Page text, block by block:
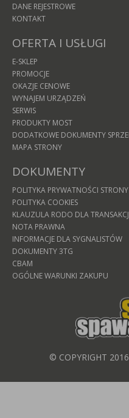
DANE REJESTROWE
KONTAKT
OFERTA I USŁUGI
E-SKLEP
PROMOCJE
OKAZJE CENOWE
WYNAJEM URZĄDZEŃ
SERWIS
PRODUKTY MOST
DODATKOWE DOKUMENTY
MAPA STRONY
DOKUMENTY
POLITYKA PRYWATNOŚCI
POLITYKA COOKIES
KLAUZULA RODO DLA
NOTA PRAWNA
INFORMACJE DLA SYGNALISTÓW
DOKUMENTY 3TG
CBAM
OGÓLNE WARUNKI ZAKUPU
© COPYRIGHT